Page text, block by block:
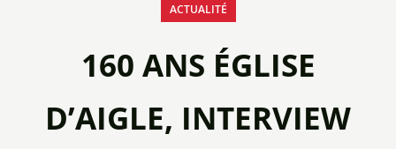
ACTUALITÉ
160 ANS ÉGLISE
D’AIGLE, INTERVIEW